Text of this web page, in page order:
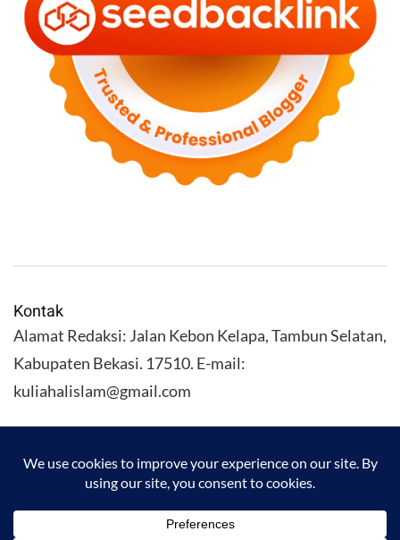
Kontak
Alamat Redaksi: Jalan Kebon Kelapa, Tambun Selatan,
Kabupaten Bekasi. 17510. E-mail:
kuliahalislam@gmail.com
KULIAHALISLAM.COM Copyright (C) 2026